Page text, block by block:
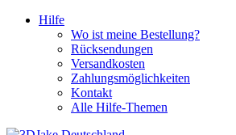
Hilfe
Wo ist meine Bestellung?
Rücksendungen
Versandkosten
Zahlungsmöglichkeiten
Kontakt
Alle Hilfe-Themen